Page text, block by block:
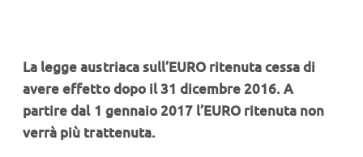
La legge austriaca sull’EURO ritenuta cessa di
avere effetto dopo il 31 dicembre 2016. A
partire dal 1 gennaio 2017 l’EURO ritenuta non
verrà più trattenuta.